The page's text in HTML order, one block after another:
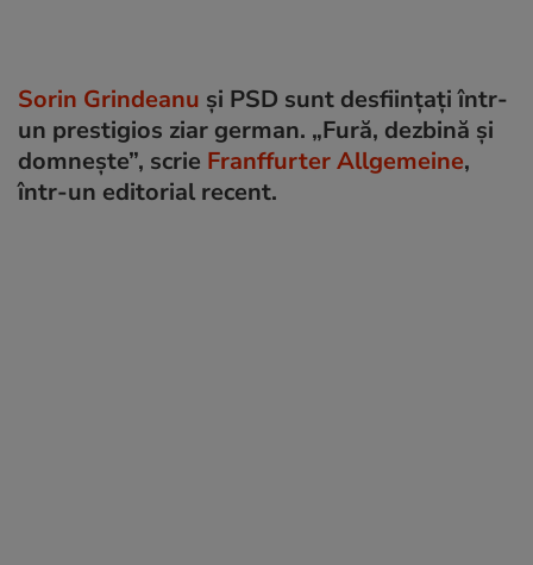
Sorin Grindeanu și PSD sunt desființați într-
un prestigios ziar german. „Fură, dezbină și
domnește”, scrie Franffurter Allgemeine,
într-un editorial recent.